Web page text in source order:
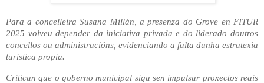
Para a concelleira Susana Millán, a presenza do Grove en FITUR
2025 volveu depender da iniciativa privada e do liderado doutros
concellos ou administracións, evidenciando a falta dunha estratexia
turística propia.
Critican que o goberno municipal siga sen impulsar proxectos reais